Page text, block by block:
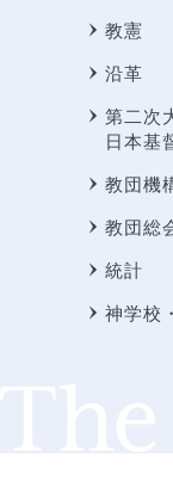
教憲
沿革
第二次
日本基
教団機
教団総
統計
神学校